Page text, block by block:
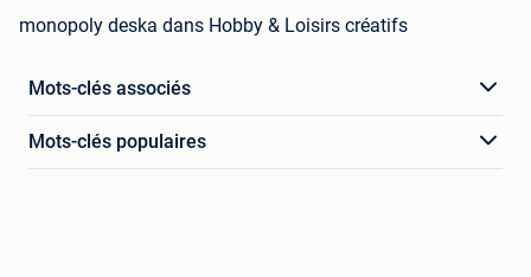
monopoly deska dans Hobby & Loisirs créatifs
Mots-clés associés
Mots-clés populaires